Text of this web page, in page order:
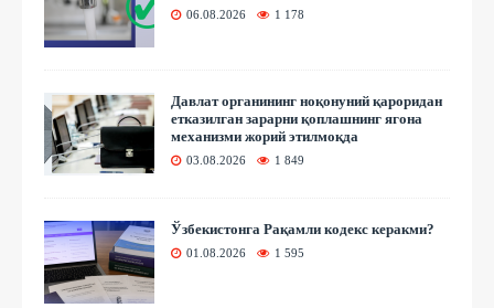
06.08.2026 1 178
Давлат органининг ноқонуний қароридан
етказилган зарарни қоплашнинг ягона
механизми жорий этилмоқда
03.08.2026 1 849
Ўзбекистонга Рақамли кодекс керакми?
01.08.2026 1 595